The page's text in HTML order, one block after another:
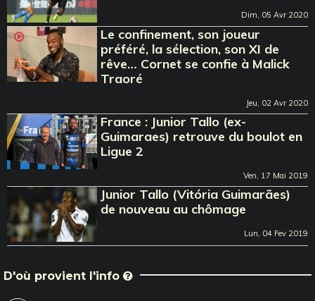
Dim, 05 Avr 2020
Le confinement, son joueur
préféré, la sélection, son XI de
rêve… Cornet se confie à Malick
Traoré
Jeu, 02 Avr 2020
France : Junior Tallo (ex-
Guimaraes) retrouve du boulot en
Ligue 2
Ven, 17 Mai 2019
Junior Tallo (Vitória Guimarães)
de nouveau au chômage
Lun, 04 Fev 2019
D'où provient l'info